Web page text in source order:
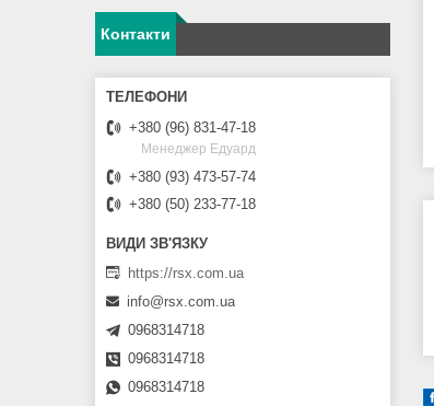
Контакти
+380 (96) 831-47-18
Менеджер Едуард
+380 (93) 473-57-74
+380 (50) 233-77-18
https://rsx.com.ua
info@rsx.com.ua
0968314718
0968314718
0968314718